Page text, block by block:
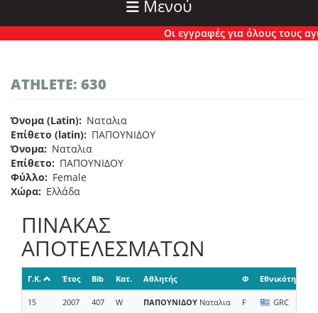
Μενού
Οι εγγραφές για όλους τους
ATHLETE: 630
Όνομα (Latin)
Ναταλια
Επίθετο (latin)
ΠΑΠΟΥΝΙΔΟΥ
Όνομα
Ναταλια
Επίθετο
ΠΑΠΟΥΝΙΔΟΥ
Φύλλο
Female
Χώρα
Ελλάδα
ΠΙΝΑΚΑΣ
ΑΠΟΤΕΛΕΣΜΑΤΩΝ
Γ.Κ. Έτος Bib Κατ. Αθλητής Φ Εθνικότητα
15 2007 407 W ΠΑΠΟΥΝΙΔΟΥ Ναταλια F GRC